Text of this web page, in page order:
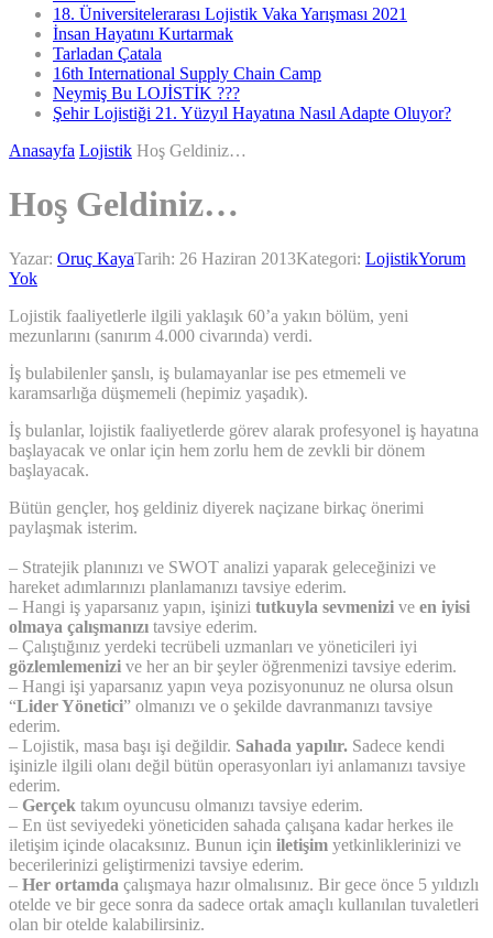
18. Üniversitelerarası Lojistik Vaka Yarışması 2021
İnsan Hayatını Kurtarmak
Tarladan Çatala
16th International Supply Chain Camp
Neymiş Bu LOJİSTİK ???
Şehir Lojistiği 21. Yüzyıl Hayatına Nasıl Adapte Oluyor?
Anasayfa Lojistik Hoş Geldiniz…
Hoş Geldiniz…
Yazar: Oruç KayaTarih: 26 Haziran 2013Kategori: LojistikYorum
Yok
Lojistik faaliyetlerle ilgili yaklaşık 60’a yakın bölüm, yeni
mezunlarını (sanırım 4.000 civarında) verdi.
İş bulabilenler şanslı, iş bulamayanlar ise pes etmemeli ve
karamsarlığa düşmemeli (hepimiz yaşadık).
İş bulanlar, lojistik faaliyetlerde görev alarak profesyonel iş hayatına
başlayacak ve onlar için hem zorlu hem de zevkli bir dönem
başlayacak.
Bütün gençler, hoş geldiniz diyerek naçizane birkaç önerimi
paylaşmak isterim.
– Stratejik planınızı ve SWOT analizi yaparak geleceğinizi ve
hareket adımlarınızı planlamanızı tavsiye ederim.
– Hangi iş yaparsanız yapın, işinizi tutkuyla sevmenizi ve en iyisi
olmaya çalışmanızı tavsiye ederim.
– Çalıştığınız yerdeki tecrübeli uzmanları ve yöneticileri iyi
gözlemlemenizi ve her an bir şeyler öğrenmenizi tavsiye ederim.
– Hangi işi yaparsanız yapın veya pozisyonunuz ne olursa olsun
“Lider Yönetici” olmanızı ve o şekilde davranmanızı tavsiye
ederim.
– Lojistik, masa başı işi değildir. Sahada yapılır. Sadece kendi
işinizle ilgili olanı değil bütün operasyonları iyi anlamanızı tavsiye
ederim.
– Gerçek takım oyuncusu olmanızı tavsiye ederim.
– En üst seviyedeki yöneticiden sahada çalışana kadar herkes ile
iletişim içinde olacaksınız. Bunun için iletişim yetkinliklerinizi ve
becerilerinizi geliştirmenizi tavsiye ederim.
– Her ortamda çalışmaya hazır olmalısınız. Bir gece önce 5 yıldızlı
otelde ve bir gece sonra da sadece ortak amaçlı kullanılan tuvaletleri
olan bir otelde kalabilirsiniz.